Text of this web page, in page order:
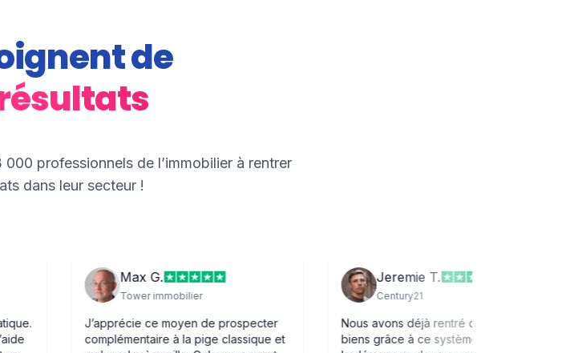
de
professionnels de l’immobilier à rentrer
dans leur secteur !
Max G.
Tower immobilier
J’apprécie ce moyen de prospecter
complémentaire à la pige classique et
Jeremie T.
Century21
Nous avons déjà rentré quelques
biens grâce à ce système. 48h après